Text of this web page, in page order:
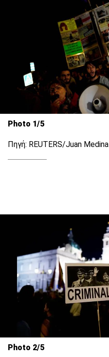
Photo 1/5
Πηγή: REUTERS/Juan Medina
Photo 2/5